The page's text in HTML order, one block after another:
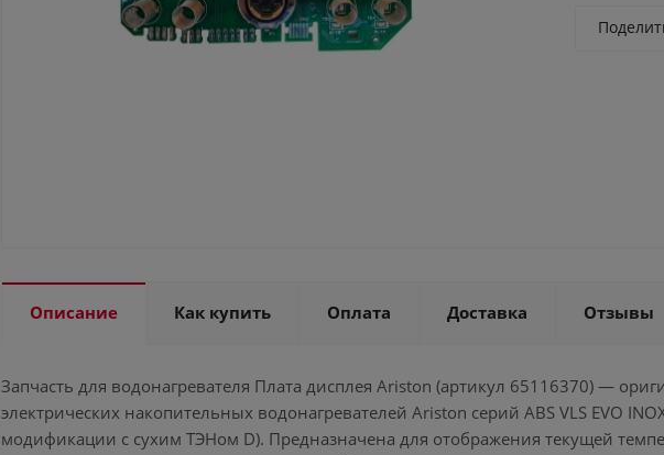
Описание Как купить Оплата Доставка Отзывы
Запчасть для водонагревателя Плата дисплея Ariston (артикул 65116370) —
электрических накопительных водонагревателей Ariston серий ABS VLS EVO
модификации с сухим ТЭНом D). Предназначена для отображения текущей